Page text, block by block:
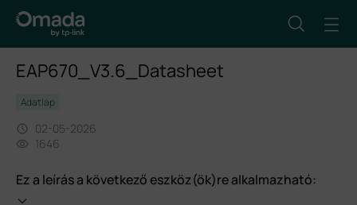
EAP670_V3.6_Datasheet
Adatlap
02-05-2026
1646
Ez a leírás a következő eszköz(ök)re alkalmazható: